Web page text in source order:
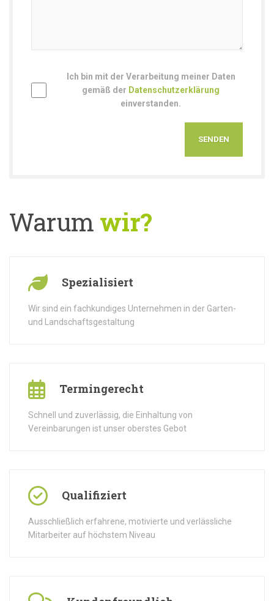
Ich bin mit der Verarbeitung meiner Daten
gemäß der Datenschutzerklärung
einverstanden.
Warum wir?
Spezialisiert
Wir sind ein fachkundiges Unternehmen in der Garten-
und Landschaftsgestaltung
Termingerecht
Schnell und zuverlässig, die Einhaltung von
Vereinbarungen ist unser oberstes Gebot
Qualifiziert
Ausschließlich erfahrene, motivierte und verlässliche
Mitarbeiter auf höchstem Niveau